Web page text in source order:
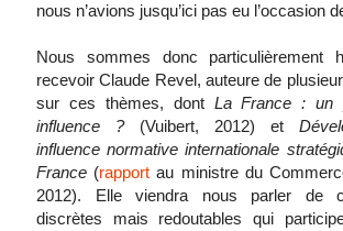
nous n’avions jusqu’ici pas eu l’occasion
Nous sommes donc particulièrement
recevoir Claude Revel, auteure de
sur ces thèmes, dont La France : un
influence ?(Vuibert, 2012) et
influence normative internationale
France (rapport au ministre du
2012). Elle viendra nous parler de
discrètes mais redoutables qui